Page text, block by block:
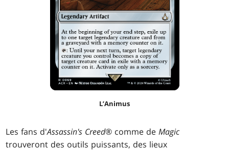
L’Animus
Les fans d'Assassin's Creed® comme deMagic
trouveront des outils puissants, des lieux